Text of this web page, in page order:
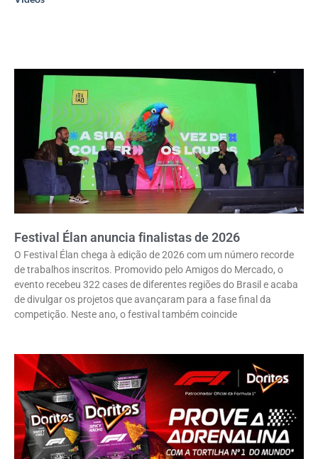
Festival Élan anuncia finalistas de 2026
O Festival Élan chega à edição de 2026 com um número recorde
de trabalhos inscritos. Promovido pelo Amigos do Mercado, o
evento recebeu 322 cases de diferentes regiões do Brasil e acaba
de divulgar os projetos que avançaram para a fase final da
competição. Neste ano, o festival também coincide